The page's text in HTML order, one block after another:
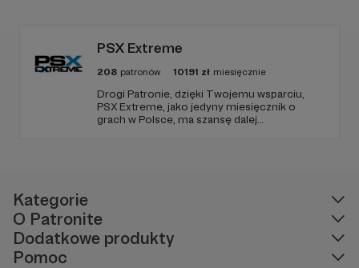
PSX Extreme
208 patronów 10191 zł miesięcznie
Drogi Patronie, dzięki Twojemu wsparciu,
PSX Extreme, jako jedyny miesięcznik o
grach w Polsce, ma szansę dalej
Kategorie
O Patronite
Dodatkowe produkty
Pomoc